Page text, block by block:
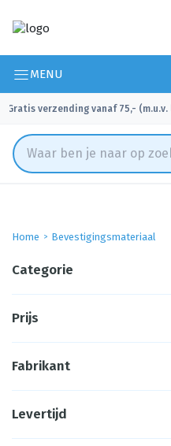
MENU
Gratis verzending vanaf 75,-
Home Bevestigingsmateriaal
Categorie
Prijs
Fabrikant
Levertijd